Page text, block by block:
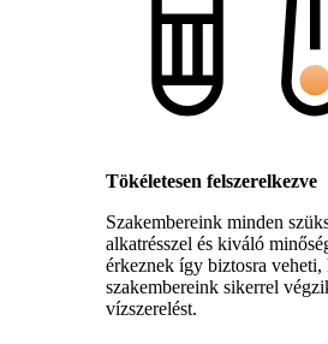
Tökéletesen felszerelkezve
Szakembereink minden
alkatrésszel és kiváló
érkeznek így biztosra veheti,
szakembereink sikerrel
vízszerelést.